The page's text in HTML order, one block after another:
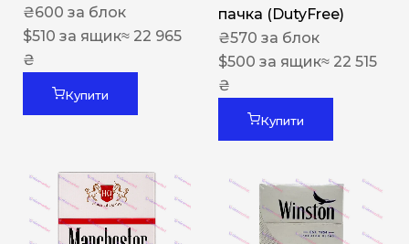
₴600 за блок
$510 за ящик≈ 22 965
₴
Купити
пачка (DutyFree)
₴570 за блок
$500 за ящик≈ 22 515
₴
Купити